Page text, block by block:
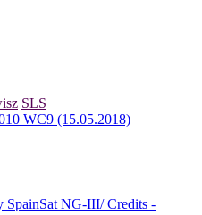
SLS
WC9 (15.05.2018)